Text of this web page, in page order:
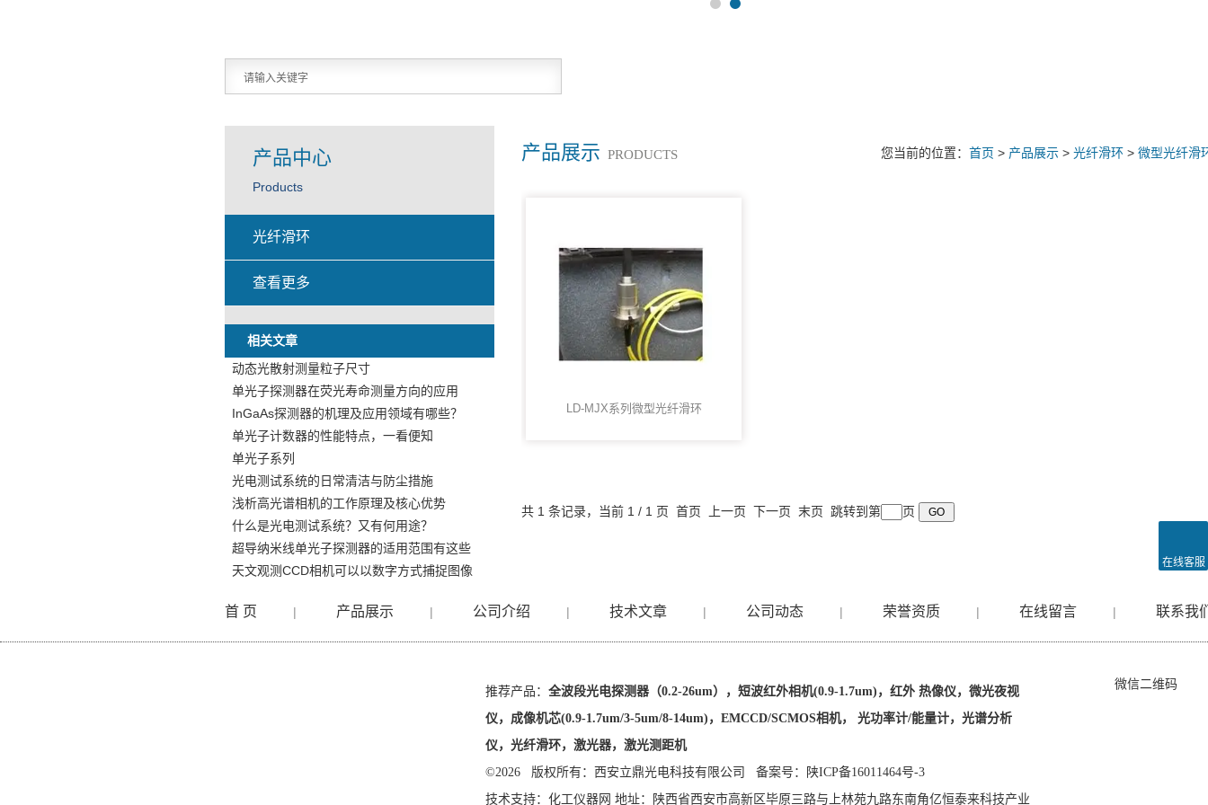
产品展示 PRODUCTS 您当前的位置： 首页 > 产品展示 > 光纤滑环 > 微型光纤滑
LD-MJX系列微型光纤滑环
共 1 条记录，当前 1 / 1 页 首页 上一页 下一页 末页 跳转到第 页
产品中心
Products
光纤滑环
查看更多
相关文章
动态光散射测量粒子尺寸
单光子探测器在荧光寿命测量方向的应用
InGaAs探测器的机理及应用领域有哪些？
单光子计数器的性能特点，一看便知
单光子系列
光电测试系统的日常清洁与防尘措施
浅析高光谱相机的工作原理及核心优势
什么是光电测试系统？又有何用途？
超导纳米线单光子探测器的适用范围有这些
天文观测CCD相机可以以数字方式捕捉图像
首 页 | 产品展示 | 公司介绍 | 技术文章 | 公司动态 | 荣誉资质 | 在线留言 | 联系我
推荐产品： 全波段光电探测器（0.2-26um），短波红外相机(0.9-1.7um)，红外 热像仪，微光夜视
仪，成像机芯(0.9-1.7um/3-5um/8-14um)，EMCCD/SCMOS相机， 光功率计/能量计，光谱分析
仪，光纤滑环，激光器，激光测距机
©2026 版权所有：西安立鼎光电科技有限公司 备案号：陕ICP备16011464号-3
技术支持： 化工仪器网 地址：陕西省西安市高新区毕原三路与上林苑九路东南角亿恒泰来科技产业
微信二维码
在线客服